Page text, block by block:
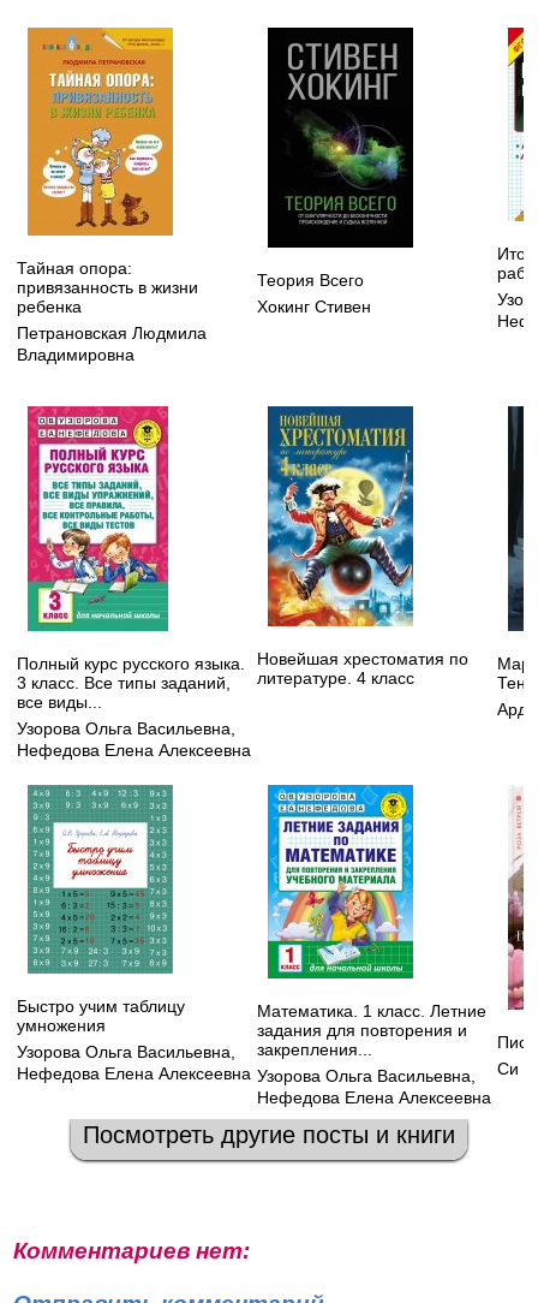
Тайная опора:
привязанность в жизни
ребенка
Петрановская Людмила
Владимировна
Теория Всего
Хокинг Стивен
Полный курс русского языка.
3 класс. Все типы заданий,
все виды...
Узорова Ольга Васильевна
Нефедова Елена Алексеевна
Новейшая хрестоматия по
литературе. 4 класс
Тень
Быстро учим таблицу
умножения
Узорова Ольга Васильевна
Нефедова Елена Алексеевна
Математика. 1 класс. Летние
задания для повторения и
закрепления...
Узорова Ольга Васильевна
Нефедова Елена Алексеевна
Си
Посмотреть другие посты и книги
Комментариев нет: